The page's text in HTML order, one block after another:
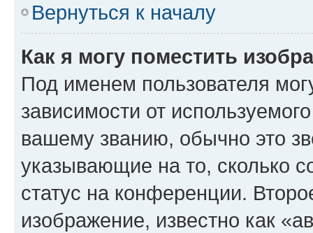
Вернуться к началу
Как я могу поместить
Под именем пользователя
зависимости от
вашему званию, обычно это
указывающие на то, сколько
статус на конференции.
изображение, известно как